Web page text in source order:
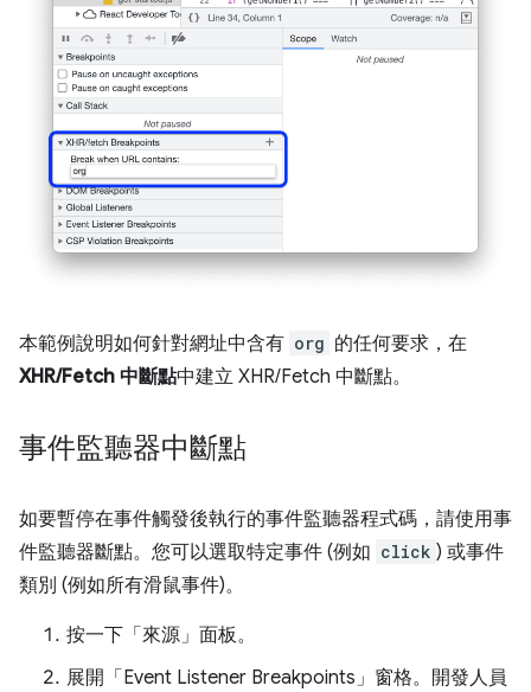
本範例說明如何針對網址中含有 org 的任何要求，在
XHR/Fetch 中斷點中建立 XHR/Fetch 中斷點。
事件監聽器中斷點
如要暫停在事件觸發後執行的事件監聽器程式碼，請使用事
件監聽器斷點。您可以選取特定事件 (例如 click ) 或事件
類別 (例如所有滑鼠事件)。
按一下「來源」 面板。
展開「Event Listener Breakpoints」 窗格。開發人員